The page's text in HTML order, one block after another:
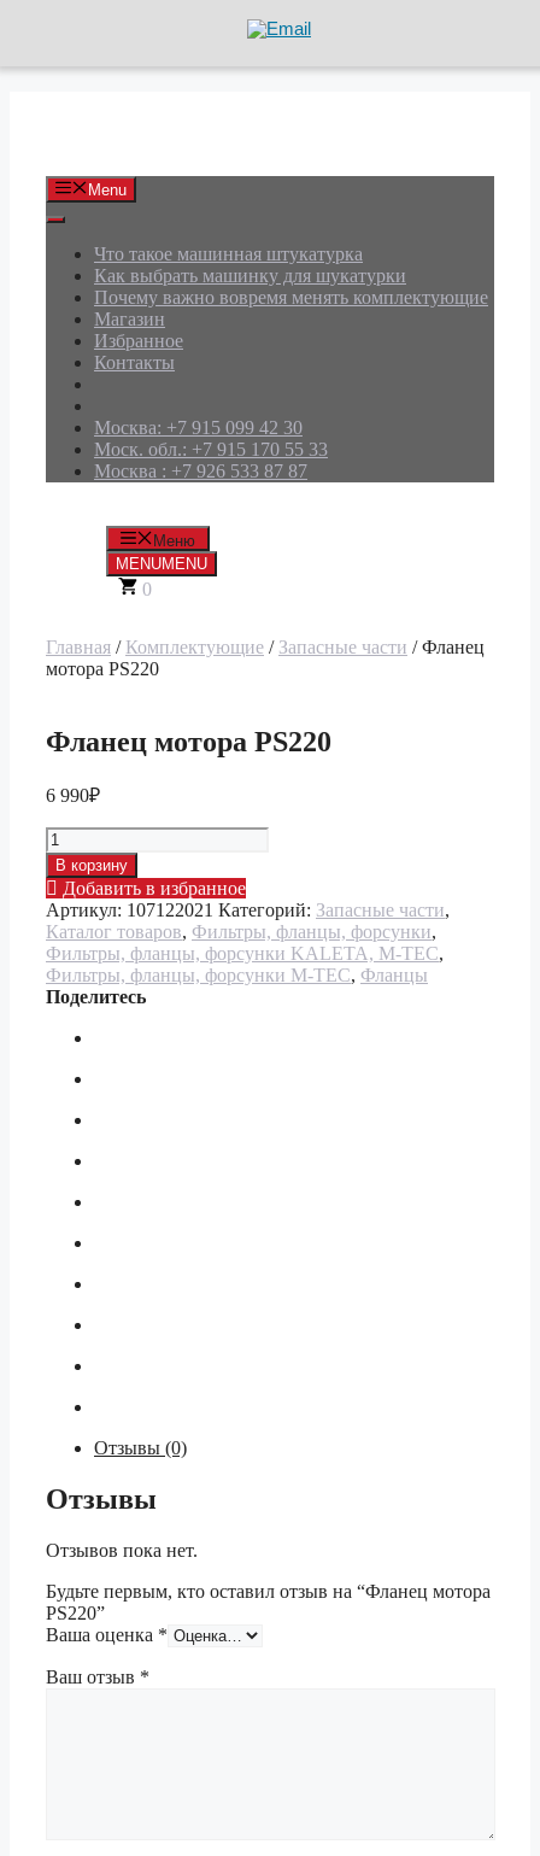
Menu
Что такое машинная штукатурка
Как выбрать машинку для шукатурки
Почему важно вовремя менять комплектующие
Магазин
Избранное
Контакты
Москва: +7 915 099 42 30
Моск. обл.: +7 915 170 55 33
Москва : +7 926 533 87 87
Меню
MENUMENU
0
Главная / Комплектующие / Запасные части / Фланец
мотора PS220
Фланец мотора PS220
6 990₽
Количество
товара
Фланец
мотора
PS220
В корзину
Добавить в избранное
Артикул: 107122021 Категорий: Запасные части,
Каталог товаров, Фильтры, фланцы, форсунки,
Фильтры, фланцы, форсунки KALETA, M-TEC,
Фильтры, фланцы, форсунки M-TEC, Фланцы
Поделитесь
Отзывы (0)
Отзывы
Отзывов пока нет.
Будьте первым, кто оставил отзыв на “Фланец мотора
PS220”
Ваша оценка *
Ваш отзыв *